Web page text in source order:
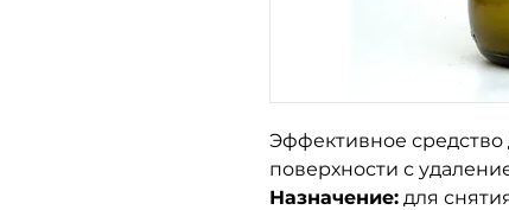
Эффективное средство
поверхности с
Назначение: для